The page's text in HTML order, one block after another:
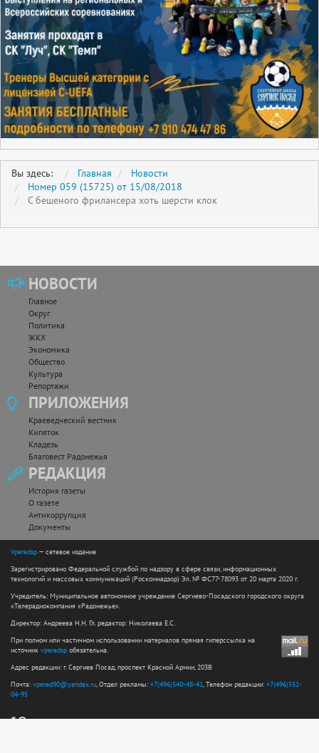
Вы здесь: Главная
Новости
Номер 059 (15725) от 15/08/2018
С бешеного фрилансера хоть шерсти клок
НОВОСТИ
Главное
Округ
Политика
ЖКХ
Экономика
Общество
Культура
Репортажи
ПРИЛОЖЕНИЯ
Краеведческий вестник
Кипяток
Кладезь
Благовест Радонежья
РЕДАКЦИЯ
История газеты
О газете
Антикоррупция
Документы
Vperedsp — сетевое издание
Зарегистрировано Федеральной службой по надзору в сфере связи, информационных
технологий и массовых коммуникаций (Роскомнадзор) Эл. № ФС77-78093 от 20 марта 2020 г.
Учредитель: Муниципальное автономное учреждение Сергиево-Посадского городского округа
«Телерадиокомпания «Радонежье».
Директор: Андреева Н.Н. Гл. редактор: Николаева Е.С.
При полном или частичном использовании материалов прямая гиперссылка на
источник vperedsp обязательна.
Адрес редакции: г. Сергиев Посад, проспект Красной Армии, 203В
Почта: vpered90@yandex.ru, Отдел рекламы: +7(496)540-48-41, Телефон редакции: +7(496)551-
04-95
12+